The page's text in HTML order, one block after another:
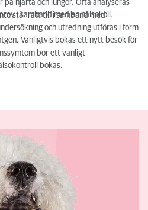
på hjärta och lungor. Ofta analyseras
i samband med en hälsokoll.
står rätt till i samband med
och utredning utföras i form
Vanligtvis bokas ett nytt besök för
bör ett vanligt
bokas.